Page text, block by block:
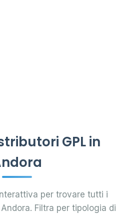
GPL in
per trovare tutti i
Filtra per tipologia di